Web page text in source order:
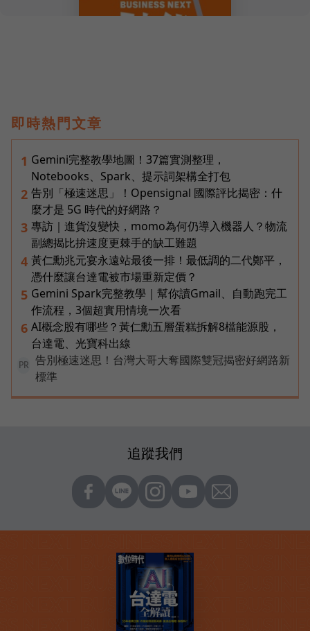
即時熱門文章
1 Gemini完整教學地圖！37篇實測整理，
Notebooks、Spark、提示詞架構全打包
2 告別「極速迷思」！Opensignal 國際評比揭密：什
麼才是 5G 時代的好網路？
3 專訪｜進貨沒變快，momo為何仍導入機器人？物流
副總揭比拚速度更棘手的缺工難題
4 黃仁勳兆元宴永遠站最後一排！最低調的二代鄭平，
憑什麼讓台達電被市場重新定價？
5 Gemini Spark完整教學｜幫你讀Gmail、自動跑完工
作流程，3個超實用情境一次看
6 AI概念股有哪些？黃仁勳五層蛋糕拆解8檔能源股，
台達電、光寶科出線
PR
告別極速迷思！台灣大哥大奪國際雙冠揭密好網路新
標準
追蹤我們